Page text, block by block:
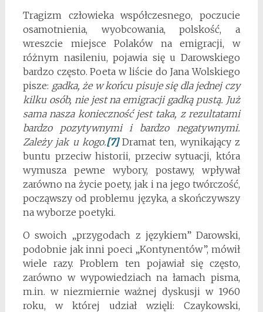
Tragizm człowieka współczesnego, poczucie
osamotnienia, wyobcowania, polskość, a
wreszcie miejsce Polaków na emigracji, w
różnym nasileniu, pojawia się u Darowskiego
bardzo często. Poeta w liście do Jana Wolskiego
pisze: gadka, że w końcu pisuje się dla jednej czy
kilku osób, nie jest na emigracji gadką pustą. Już
sama nasza konieczność jest taka, z rezultatami
bardzo pozytywnymi i bardzo negatywnymi.
Zależy jak u kogo.[7] Dramat ten, wynikający z
buntu przeciw historii, przeciw sytuacji, która
wymusza pewne wybory, postawy, wpływał
zarówno na życie poety, jak i na jego twórczość,
począwszy od problemu języka, a skończywszy
na wyborze poetyki.
O swoich „przygodach z językiem” Darowski,
podobnie jak inni poeci „Kontynentów”, mówił
wiele razy. Problem ten pojawiał się często,
zarówno w wypowiedziach na łamach pisma,
m.in. w niezmiernie ważnej dyskusji w 1960
roku, w której udział wzięli: Czaykowski,